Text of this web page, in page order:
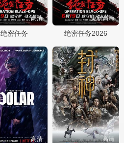
高清
绝密任务
更新高清
绝密任务2026
高清 高清